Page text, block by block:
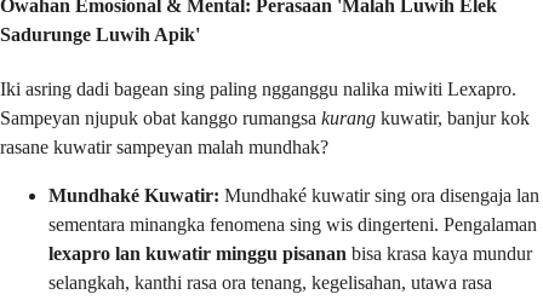
Owahan Emosional & Mental: Perasaan 'Malah Luwih Elek
Sadurunge Luwih Apik'
Iki asring dadi bagean sing paling ngganggu nalika miwiti Lexapro.
Sampeyan njupuk obat kanggo rumangsa kurang kuwatir, banjur kok
rasane kuwatir sampeyan malah mundhak?
Mundhaké Kuwatir: Mundhaké kuwatir sing ora disengaja lan
sementara minangka fenomena sing wis dingerteni. Pengalaman
lexapro lan kuwatir minggu pisanan bisa krasa kaya mundur
selangkah, kanthi rasa ora tenang, kegelisahan, utawa rasa